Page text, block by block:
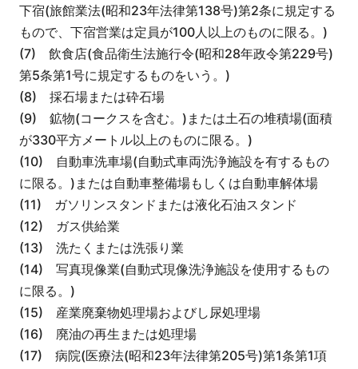
下宿(旅館業法(昭和23年法律第138号)第2条に規定する
もので、下宿営業は定員が100人以上のものに限る。)
(7) 飲食店(食品衛生法施行令(昭和28年政令第229号)
第5条第1号に規定するものをいう。)
(8) 採石場または砕石場
(9) 鉱物(コークスを含む。)または土石の堆積場(面積
が330平方メートル以上のものに限る。)
(10) 自動車洗車場(自動式車両洗浄施設を有するもの
に限る。)または自動車整備場もしくは自動車解体場
(11) ガソリンスタンドまたは液化石油スタンド
(12) ガス供給業
(13) 洗たくまたは洗張り業
(14) 写真現像業(自動式現像洗浄施設を使用するもの
に限る。)
(15) 産業廃棄物処理場およびし尿処理場
(16) 廃油の再生または処理場
(17) 病院(医療法(昭和23年法律第205号)第1条第1項